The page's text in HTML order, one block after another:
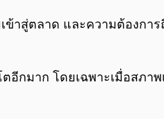
าสู่ตลาด และความต้องกา
กมาก โดยเฉพาะเมื่อสภาพ